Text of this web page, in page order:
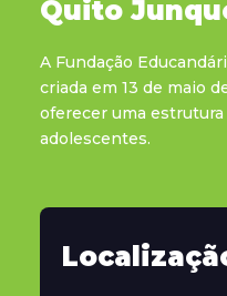
Quito
A Fundação
criada em 13 de maio
oferecer uma
adolescentes.